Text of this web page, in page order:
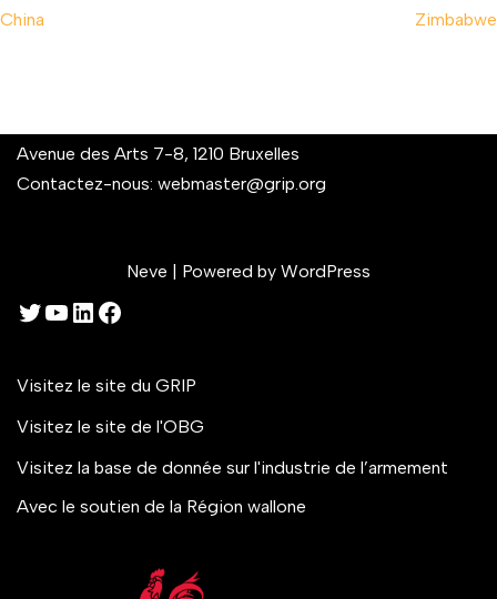
China Zimbabwe
Avenue des Arts 7-8, 1210 Bruxelles
Contactez-nous: webmaster@grip.org
Neve | Powered by WordPress
Visitez le site du GRIP
Visitez le site de l'OBG
Visitez la base de donnée sur l'industrie de l’armement
Avec le soutien de la Région wallone